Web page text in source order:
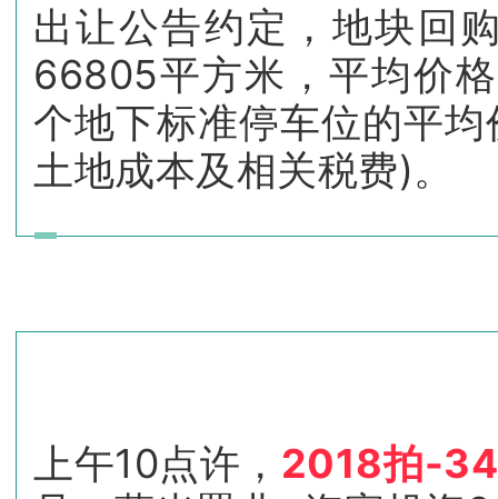
出让公告约定，地块回
66805平方米，平均价
个地下标准停车位的平
土地成本及相关税费)。
上午10点许， 2018拍-